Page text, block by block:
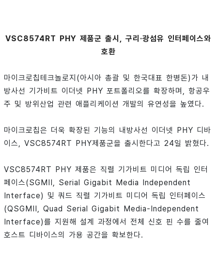
VSC8574RT PHY 제품군 출시, 구리·광섬유 인터페이스와
호환
마이크로칩테크놀로지(아시아 총괄 및 한국대표 한병돈)가 내
방사선 기가비트 이더넷 PHY 포트폴리오를 확장하며, 항공우
주 및 방위산업 관련 애플리케이션 개발의 유연성을 높였다.
마이크로칩은 더욱 확장된 기능의 내방사선 이더넷 PHY 디바
이스, VSC8574RT PHY제품군을 출시한다고 24일 밝혔다.
VSC8574RT PHY 제품은 직렬 기가비트 미디어 독립 인터
페이스(SGMII, Serial Gigabit Media Independent
Interface) 및 쿼드 직렬 기가비트 미디어 독립 인터페이스
(QSGMII, Quad Serial Gigabit Media-Independent
Interface)를 지원해 설계 과정에서 전체 신호 핀 수를 줄여
호스트 디바이스의 가용 공간을 확보한다.